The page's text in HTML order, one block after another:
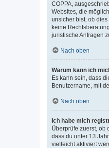
COPPA,
Websites, die
unsicher bist, ob
keine
juristische Anfragen
Nach oben
Warum kann ich
Es kann sein, dass
Benutzername, mit
Nach oben
Ich habe mich
Überprüfe zuerst, ob
dass du unter 13
vielleicht aktiviert